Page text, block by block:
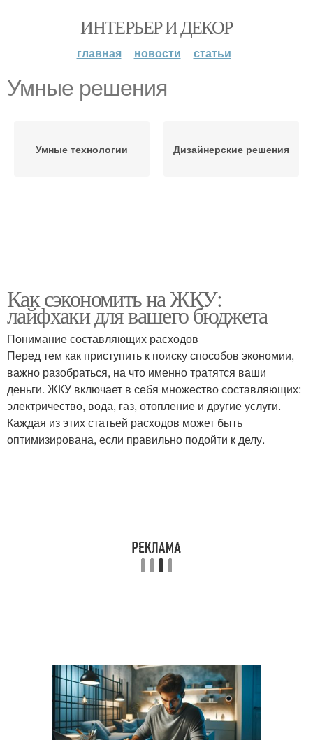
ИНТЕРЬЕР И ДЕКОР
главная новости статьи
Умные решения
Умные технологии Дизайнерские решения
Как сэкономить на ЖКУ:
лайфхаки для вашего бюджета
Понимание составляющих расходов
Перед тем как приступить к поиску способов экономии,
важно разобраться, на что именно тратятся ваши
деньги. ЖКУ включает в себя множество составляющих:
электричество, вода, газ, отопление и другие услуги.
Каждая из этих статьей расходов может быть
оптимизирована, если правильно подойти к делу.